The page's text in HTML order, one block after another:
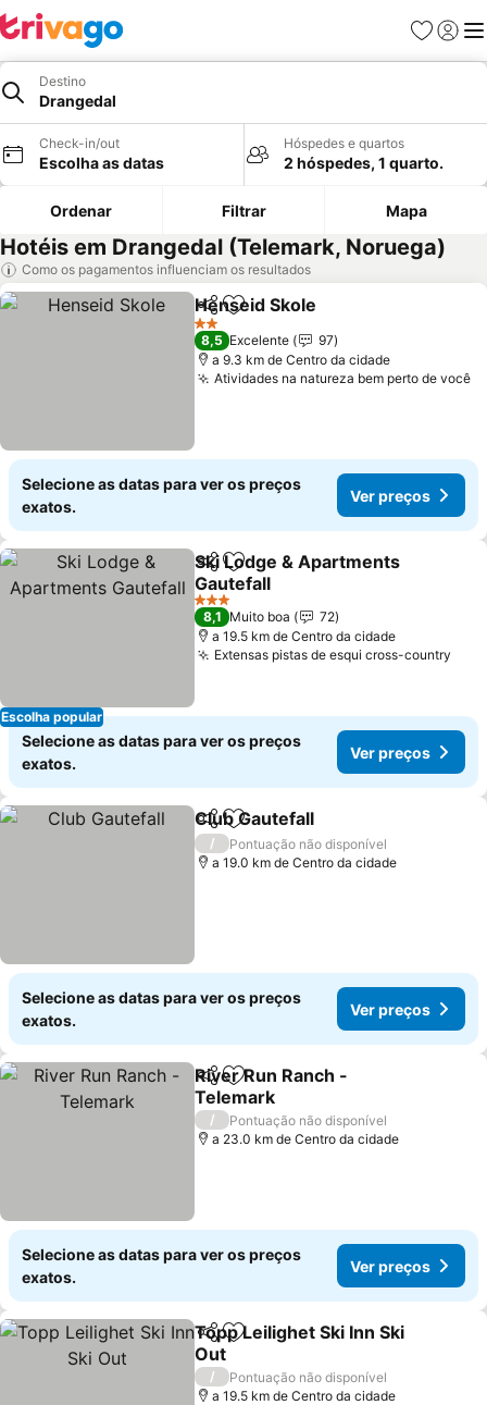
Favoritos
Iniciar
Destino
Drangedal
Check-in/out
Escolha as datas
Hóspedes e quartos
2 hóspedes, 1 quarto.
Ordenar Filtrar Mapa
Hotéis em Drangedal (Telemark, Noruega)
Como os pagamentos influenciam os resultados
PartilharAdicionar aos favoritos
Henseid Skole
2 Estrelas
8,5 Excelente
97
a 9.3 km de Centro da cidade
Atividades na natureza bem perto de você
Selecione as datas para ver os preços
exatos.
Ver preços
Escolha popular
PartilharAdicionar aos favoritos
Ski Lodge & Apartments
Gautefall
Ver preços
3 Estrelas
8,1 Muito boa
72
a 19.5 km de Centro da cidade
Extensas pistas de esqui cross-country
Selecione as datas para ver os preços
exatos.
Ver preços
PartilharAdicionar aos favoritos
Club Gautefall
/
Pontuação não disponível
a 19.0 km de Centro da cidade
Selecione as datas para ver os preços
exatos.
Ver preços
PartilharAdicionar aos favoritos
River Run Ranch -
Telemark
Ver preços
/
Pontuação não disponível
a 23.0 km de Centro da cidade
Selecione as datas para ver os preços
exatos.
Ver preços
PartilharAdicionar aos favoritos
Topp Leilighet Ski Inn Ski
Out
Ver preços
/
Pontuação não disponível
a 19.5 km de Centro da cidade